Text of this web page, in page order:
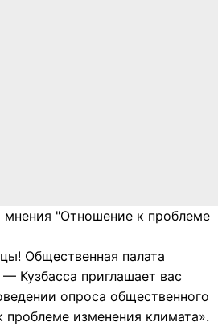
мнения "Отношение к проблеме
Общественная палата
Кузбасса приглашает вас
опроса общественного
изменения климата».